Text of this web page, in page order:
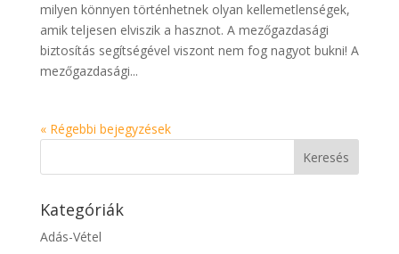
milyen könnyen történhetnek olyan kellemetlenségek,
amik teljesen elviszik a hasznot. A mezőgazdasági
biztosítás segítségével viszont nem fog nagyot bukni! A
mezőgazdasági...
« Régebbi bejegyzések
Kategóriák
Adás-Vétel